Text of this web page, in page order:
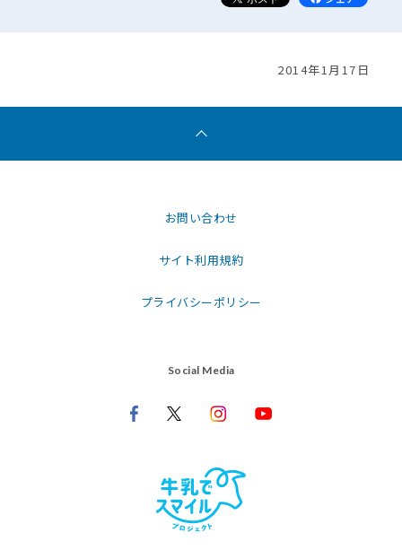
2014年1月17日
お問い合わせ
サイト利用規約
プライバシーポリシー
Social Media